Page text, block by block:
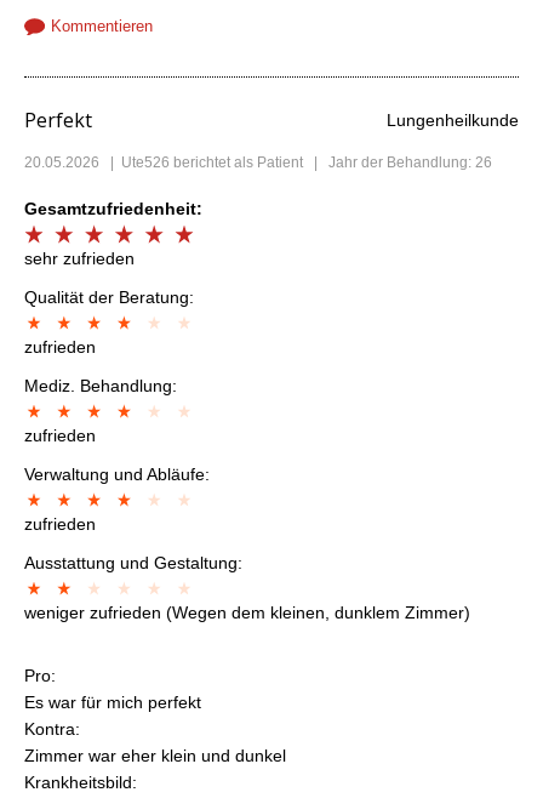
Kommentieren
Perfekt Lungenheilkunde
20.05.2026 Ute526 berichtet als Patient | Jahr der Behandlung: 26
Gesamtzufriedenheit:
sehr zufrieden
Qualität der Beratung:
zufrieden
Mediz. Behandlung:
zufrieden
Verwaltung und Abläufe:
zufrieden
Ausstattung und Gestaltung:
weniger zufrieden (Wegen dem kleinen, dunklem Zimmer)
Pro:
Es war für mich perfekt
Kontra:
Zimmer war eher klein und dunkel
Krankheitsbild: